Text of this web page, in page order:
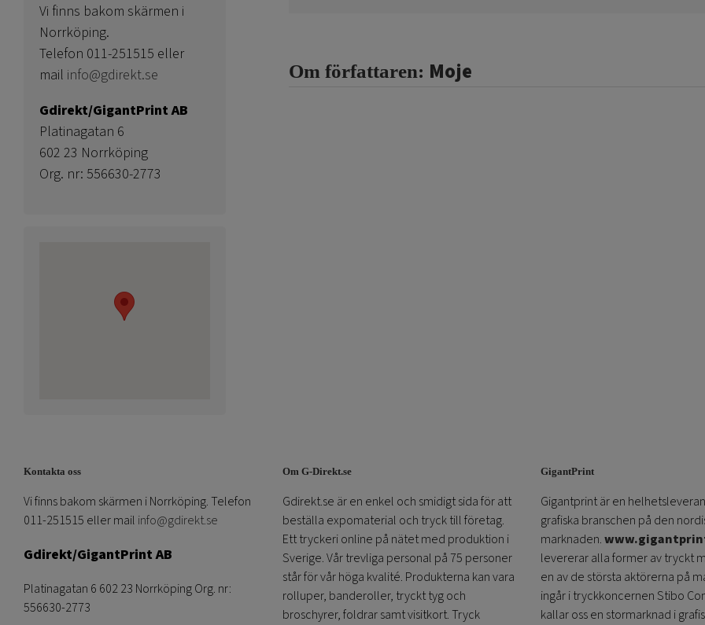
Om författaren: Moje
Vi finns bakom skärmen i
Norrköping.
Telefon 011-251515 eller
mail info@gdirekt.se
Gdirekt/GigantPrint AB
Platinagatan 6
602 23 Norrköping
Org. nr: 556630-2773
Kontakta oss
Vi finns bakom skärmen i Norrköping. Telefon
011-251515 eller mail info@gdirekt.se
Gdirekt/GigantPrint AB
Platinagatan 6 602 23 Norrköping Org. nr:
556630-2773
Om G-Direkt.se
Gdirekt.se är en enkel och smidigt sida för att
beställa expomaterial och tryck till företag.
Ett tryckeri online på nätet med produktion i
Sverige. Vår trevliga personal på 75 personer
står för vår höga kvalité. Produkterna kan vara
rolluper, banderoller, tryckt tyg och
broschyrer, foldrar samt visitkort. Tryck
GigantPrint
Gigantprint är en
grafiska branschen på den
marknaden.
levererar alla former av tryckt
en av de största aktörerna på
ingår i tryckkoncernen Stibo
kallar oss en stormarknad i